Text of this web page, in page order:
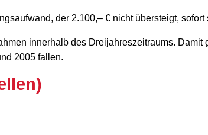
der 2.100,– € nicht übersteigt,
innerhalb des Dreijahreszeitraums.
2005 fallen.